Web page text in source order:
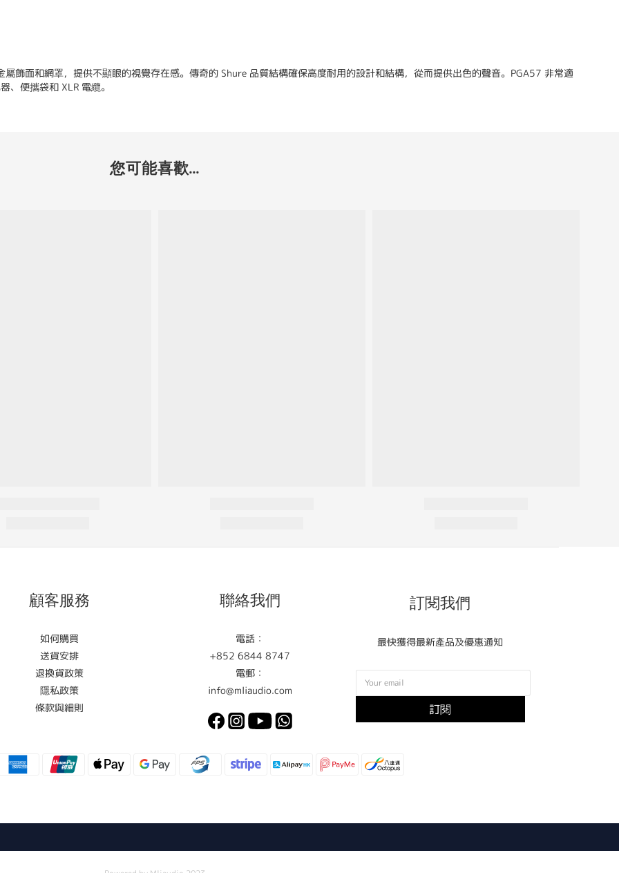
飾面和網罩，提供不顯眼的視覺存在感。傳奇的 Shure 品質結構確保高度耐用的設計和結構，從而提供出色的聲音。PGA57 非常適
、便攜袋和 XLR 電纜。
您可能喜歡...
顧客服務
如何購買
送貨安排
退換貨政策
隱私政策
條款與細則
聯絡我們
電話：
+852 6844 8747
電郵：
info@mliaudio.com
訂閱我們
最快獲得最新產品及優惠通知
訂閱